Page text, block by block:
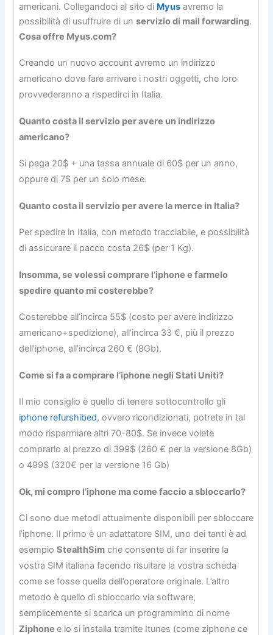
americani. Collegandoci al sito di Myus avremo la
possibilità di usuffruire di unservizio di mail forwarding.
Cosa offre Myus.com?
Creando un nuovo account avremo un indirizzo
americano dove fare arrivare i nostri oggetti, che loro
provvederanno a rispedirci in Italia.
Quanto costa il servizio per avere un indirizzo
americano?
Si paga 20$ + una tassa annuale di 60$ per un anno,
oppure di 7$ per un solo mese.
Quanto costa il servizio per avere la merce in Italia?
Per spedire in Italia, con metodo tracciabile, e possibilità
di assicurare il pacco costa 26$ (per 1 Kg).
Insomma, se volessi comprare l’iphone e farmelo
spedire quanto mi costerebbe?
Costerebbe all’incirca 55$ (costo per avere indirizzo
americano+spedizione), all’incirca 33 €, più il prezzo
dell’iphone, all’incirca 260 € (8Gb).
Come si fa a comprare l’iphone negli Stati Uniti?
Il mio consiglio è quello di tenere sottocontrollo gli
iphone refurshibed, ovvero ricondizionati, potrete in tal
modo risparmiare altri 70-80$. Se invece volete
comprarlo al prezzo di 399$ (260 € per la versione 8Gb)
o 499$ (320€ per la versione 16 Gb)
Ok, mi compro l’iphone ma come faccio a sbloccarlo?
Ci sono due metodi attualmente disponibili per sbloccare
l’iphone. Il primo è un adattatore SIM, uno dei tanti è ad
esempioStealthSim che consente di far inserire la
vostra SIM italiana facendo risultare la vostra scheda
come se fosse quella dell’operatore originale. L’altro
metodo è quello di sbloccarlo via software,
semplicemente si scarica un programmino di nome
Ziphonee lo si installa tramite Itunes (come ziphone ce